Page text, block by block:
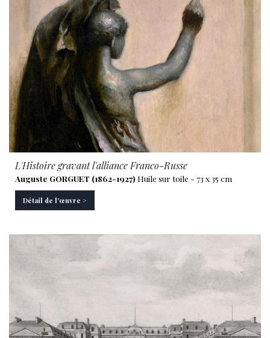
L'Histoire gravant l'alliance Franco-Russe
Auguste GORGUET (1862-1927) Huile sur toile - 73 x 35 cm
Détail de l'œuvre >